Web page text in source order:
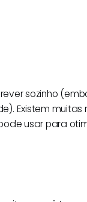
sozinho
Existem
usar para